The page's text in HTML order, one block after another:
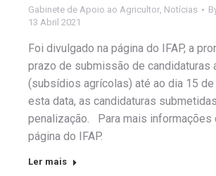
Gabinete de Apoio ao Agricultor Notícias
13 Abril 2021
Foi divulgado na página do IFAP, a
prazo de submissão de candidaturas
(subsídios agrícolas) até ao dia 15
esta data, as candidaturas
penalização. Para mais informações
página do IFAP.
Ler mais